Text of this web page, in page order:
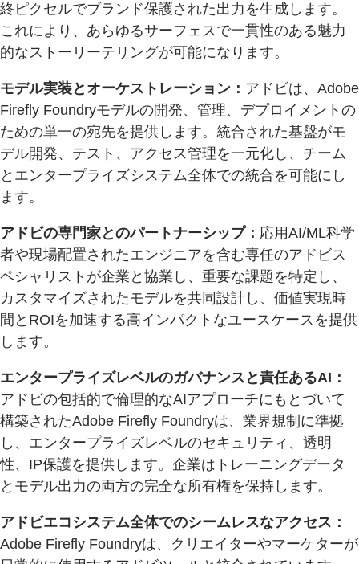
終ピクセルでブランド保護された出力を生成します。
これにより、あらゆるサーフェスで一貫性のある魅力
的なストーリーテリングが可能になります。
モデル実装とオーケストレーション： アドビは、Adobe
Firefly Foundryモデルの開発、管理、デプロイメントの
ための単一の宛先を提供します。統合された基盤がモ
デル開発、テスト、アクセス管理を一元化し、チーム
とエンタープライズシステム全体での統合を可能にし
ます。
アドビの専門家とのパートナーシップ： 応用AI/ML科学
者や現場配置されたエンジニアを含む専任のアドビス
ペシャリストが企業と協業し、重要な課題を特定し、
カスタマイズされたモデルを共同設計し、価値実現時
間とROIを加速する高インパクトなユースケースを提供
します。
エンタープライズレベルのガバナンスと責任あるAI：
アドビの包括的で倫理的なAIアプローチにもとづいて
構築されたAdobe Firefly Foundryは、業界規制に準拠
し、エンタープライズレベルのセキュリティ、透明
性、IP保護を提供します。企業はトレーニングデータ
とモデル出力の両方の完全な所有権を保持します。
アドビエコシステム全体でのシームレスなアクセス：
Adobe Firefly Foundryは、クリエイターやマーケターが